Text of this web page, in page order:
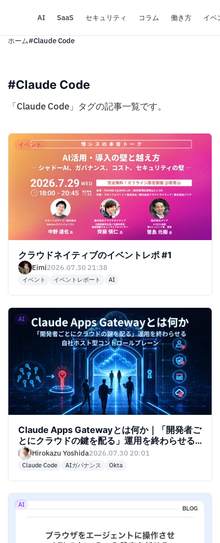
AI SaaS セキュリティ コラム 働き方 イベ
ホーム#Claude Code
#Claude Code
「Claude Code」タグの記事一覧です。
イベント
クラウドネイティブのイベントレポ #1
Eimi2026.07.30 21:38
イベント イベントレポート AI
AI
Claude Apps Gatewayとは何か｜「開発者ご
とにクラウドの鍵を配る」運用を終わらせる
自社ホスト型コントロールプレーン 2026
Hirokazu Yoshida2026.07.30 20:01
Claude Code AIガバナンス Okta
AI